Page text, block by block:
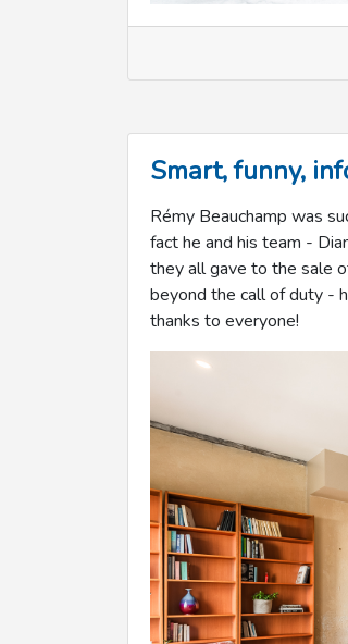
Smart, funny,
Rémy Beauchamp was
fact he and his team -
they all gave to the sale
beyond the call of duty -
thanks to everyone!